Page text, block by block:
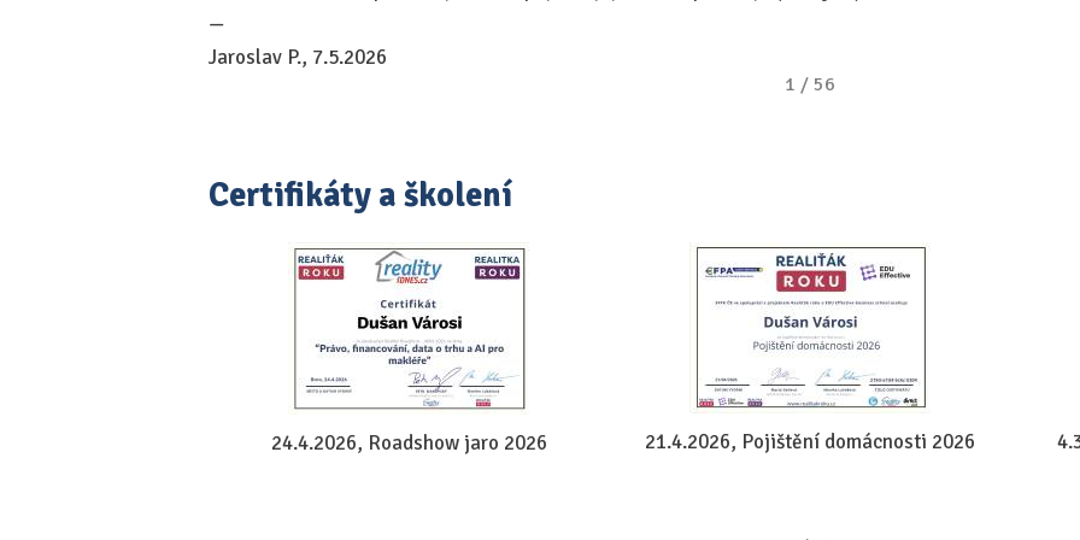
—
Jaroslav P., 7.5.2026
1 / 56
Certifikáty a školení
24.4.2026, Roadshow jaro 2026 21.4.2026, Pojištění domácnosti 2026